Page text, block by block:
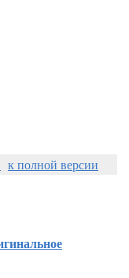
к полной версии